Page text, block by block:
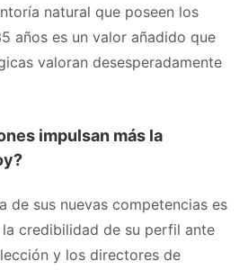
natural que poseen los
años es un valor añadido que
valoran desesperadamente
impulsan más la
de sus nuevas competencias es
credibilidad de su perfil ante
y los directores de